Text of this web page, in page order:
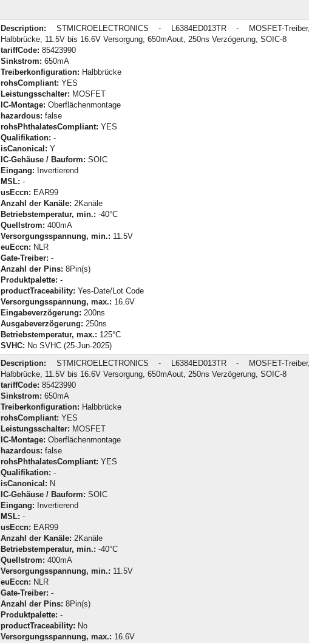
Description: STMICROELECTRONICS - L6384ED013TR - MOSFET-Treiber,
Halbbrücke, 11.5V bis 16.6V Versorgung, 650mAout, 250ns Verzögerung, SOIC-8
tariffCode: 85423990
Sinkstrom: 650mA
Treiberkonfiguration: Halbbrücke
rohsCompliant: YES
Leistungsschalter: MOSFET
IC-Montage: Oberflächenmontage
hazardous: false
rohsPhthalatesCompliant: YES
Qualifikation: -
isCanonical: Y
IC-Gehäuse / Bauform: SOIC
Eingang: Invertierend
MSL: -
usEccn: EAR99
Anzahl der Kanäle: 2Kanäle
Betriebstemperatur, min.: -40°C
Quellstrom: 400mA
Versorgungsspannung, min.: 11.5V
euEccn: NLR
Gate-Treiber: -
Anzahl der Pins: 8Pin(s)
Produktpalette: -
productTraceability: Yes-Date/Lot Code
Versorgungsspannung, max.: 16.6V
Eingabeverzögerung: 200ns
Ausgabeverzögerung: 250ns
Betriebstemperatur, max.: 125°C
SVHC: No SVHC (25-Jun-2025)
Description: STMICROELECTRONICS - L6384ED013TR - MOSFET-Treiber,
Halbbrücke, 11.5V bis 16.6V Versorgung, 650mAout, 250ns Verzögerung, SOIC-8
tariffCode: 85423990
Sinkstrom: 650mA
Treiberkonfiguration: Halbbrücke
rohsCompliant: YES
Leistungsschalter: MOSFET
IC-Montage: Oberflächenmontage
hazardous: false
rohsPhthalatesCompliant: YES
Qualifikation: -
isCanonical: N
IC-Gehäuse / Bauform: SOIC
Eingang: Invertierend
MSL: -
usEccn: EAR99
Anzahl der Kanäle: 2Kanäle
Betriebstemperatur, min.: -40°C
Quellstrom: 400mA
Versorgungsspannung, min.: 11.5V
euEccn: NLR
Gate-Treiber: -
Anzahl der Pins: 8Pin(s)
Produktpalette: -
productTraceability: No
Versorgungsspannung, max.: 16.6V